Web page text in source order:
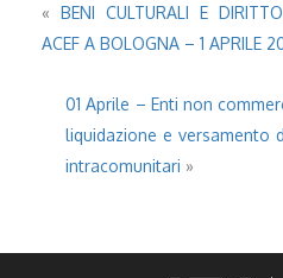
« BENI CULTURALI E
ACEF A BOLOGNA – 1 APRILE
01 Aprile – Enti non
liquidazione e versamento
intracomunitari »